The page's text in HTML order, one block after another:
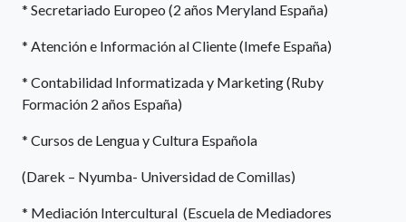
* Secretariado Europeo (2 años Meryland España)
* Atención e Información al Cliente (Imefe España)
* Contabilidad Informatizada y Marketing (Ruby
Formación 2 años España)
* Cursos de Lengua y Cultura Española
(Darek – Nyumba- Universidad de Comillas)
* Mediación Intercultural (Escuela de Mediadores